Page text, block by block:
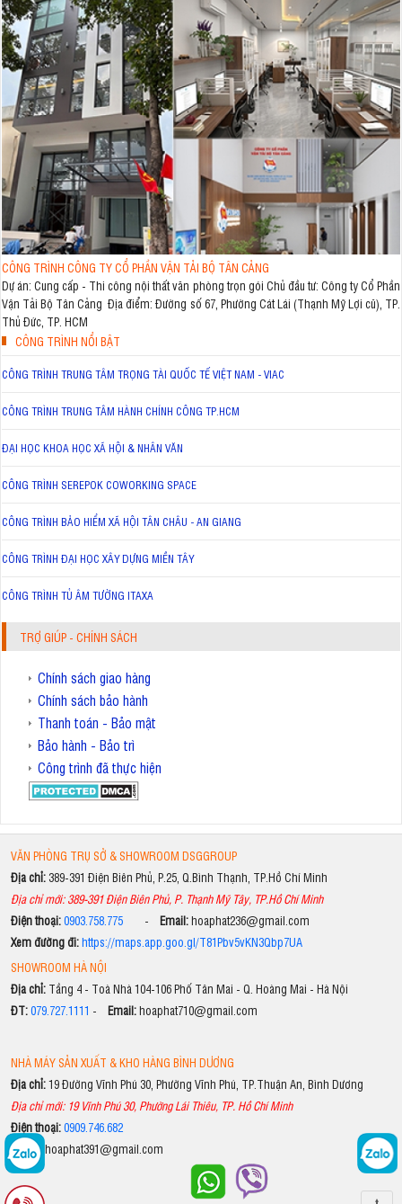
CÔNG TRÌNH CÔNG TY CỔ PHẦN VẬN TẢI BỘ TÂN CẢNG
Dự án: Cung cấp - Thi công nội thất văn phòng trọn gói Chủ đầu tư: Công ty Cổ Phần
Vận Tải Bộ Tân Cảng Địa điểm: Đường số 67, Phường Cát Lái (Thạnh Mỹ Lợi cũ), TP.
Thủ Đức, TP. HCM
CÔNG TRÌNH NỔI BẬT
CÔNG TRÌNH TRUNG TÂM TRỌNG TÀI QUỐC TẾ VIỆT NAM - VIAC
CÔNG TRÌNH TRUNG TÂM HÀNH CHÍNH CÔNG TP.HCM
ĐẠI HỌC KHOA HỌC XÃ HỘI & NHÂN VĂN
CÔNG TRÌNH SEREPOK COWORKING SPACE
CÔNG TRÌNH BẢO HIỂM XÃ HỘI TÂN CHÂU - AN GIANG
CÔNG TRÌNH ĐẠI HỌC XÂY DỰNG MIỀN TÂY
CÔNG TRÌNH TỦ ÂM TƯỜNG ITAXA
TRỢ GIÚP - CHÍNH SÁCH
Chính sách giao hàng
Chính sách bảo hành
Thanh toán - Bảo mật
Bảo hành - Bảo trì
Công trình đã thực hiện
VĂN PHÒNG TRỤ SỞ & SHOWROOM DSGGROUP
Địa chỉ: 389-391 Điện Biên Phủ, P.25, Q.Bình Thạnh, TP.Hồ Chí Minh
Địa chỉ mới: 389-391 Điện Biên Phủ, P. Thạnh Mỹ Tây, TP.Hồ Chí Minh
Điện thoại:0903.758.775- Email:hoaphat236@gmail.com
Xem đường đi:https://maps.app.goo.gl/T81Pbv5vKN3Qbp7UA
SHOWROOM HÀ NỘI
Địa chỉ:Tầng 4 - Toà Nhà 104-106 Phố Tân Mai - Q. Hoàng Mai - Hà Nội
ĐT:079.727.1111 - Email:hoaphat710@gmail.com
NHÀ MÁY SẢN XUẤT & KHO HÀNG BÌNH DƯƠNG
Địa chỉ:19 Đường Vĩnh Phú 30, Phường Vĩnh Phú, TP.Thuận An, Bình Dương
Địa chỉ mới: 19 Vĩnh Phú 30, Phường Lái Thiêu, TP. Hồ Chí Minh
Điện thoại:0909.746.682
Email:hoaphat391@gmail.com